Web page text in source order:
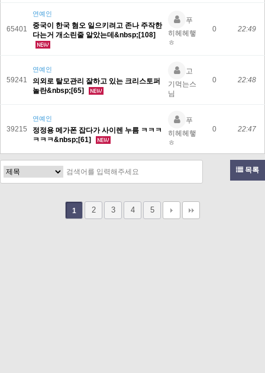
65401
연예인
중국이 한국 혐오 일으키려고 존나 주작한
다는거 개소린줄 알았는데&nbsp;[108]
푸
히헤헤햏
ㅎ
0 22:49
59241
연예인
의외로 탈모관리 잘하고 있는 크리스토퍼
놀란&nbsp;[65]
고
기먹는스
님
0 22:48
39215
연예인
정정용 메가폰 잡다가 사이렌 누름 ㅋㅋㅋ
ㅋㅋㅋ&nbsp;[61]
푸
히헤헤햏
ㅎ
0 22:47
목록
1 2 3 4 5